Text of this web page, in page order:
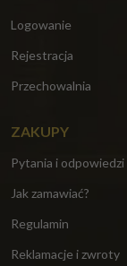
Logowanie
Rejestracja
Przechowalnia
ZAKUPY
Pytania i odpowiedzi
Jak zamawiać?
Regulamin
Reklamacje i zwroty